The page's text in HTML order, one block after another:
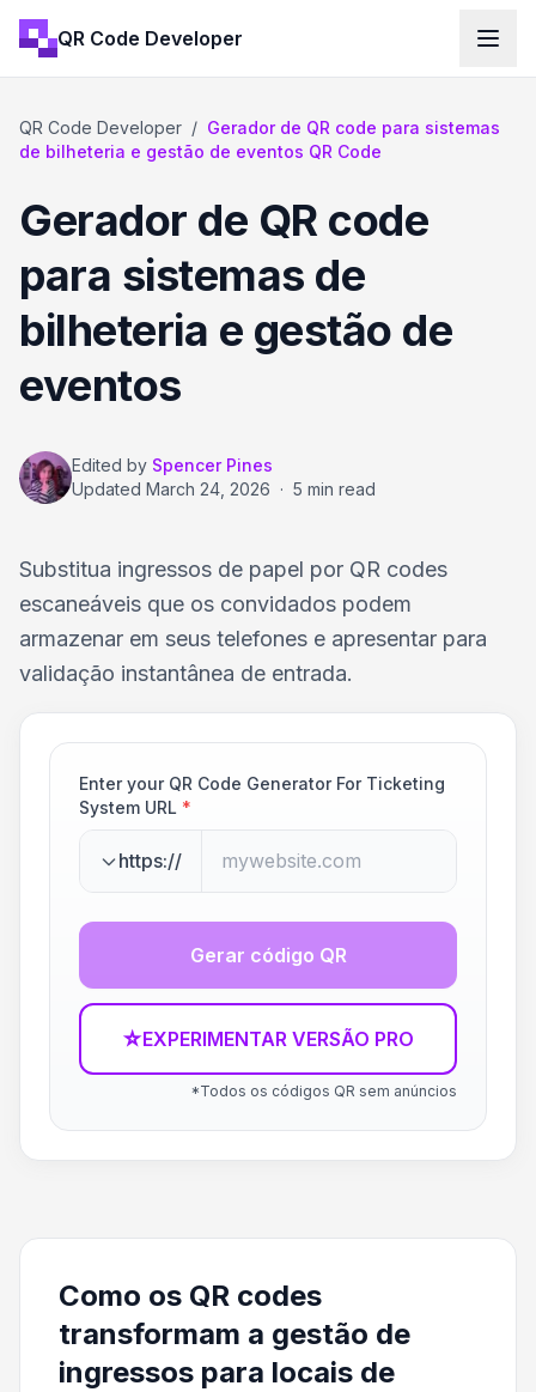
QR Code Developer
QR Code Developer / Gerador de QR code para sistemas
de bilheteria e gestão de eventos QR Code
Gerador de QR code
para sistemas de
bilheteria e gestão de
eventos
Edited by Spencer Pines
Updated March 24, 2026 · 5 min read
Substitua ingressos de papel por QR codes
escaneáveis que os convidados podem
armazenar em seus telefones e apresentar para
validação instantânea de entrada.
Enter your QR Code Generator For Ticketing
System URL *
https://
Gerar código QR
☆EXPERIMENTAR VERSÃO PRO
*Todos os códigos QR sem anúncios
Como os QR codes
transformam a gestão de
ingressos para locais de